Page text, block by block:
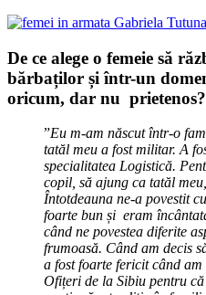
De ce alege o femeie să
bărbaților și într-un
oricum, dar nu prietenos?
”Eu m-am născut într-o
tatăl meu a fost militar. A
specialitatea Logistică.
copil, să ajung ca tatăl
Întotdeauna ne-a povestit
foarte bun și eram
când ne povestea diferite
frumoasă. Când am decis
a fost foarte fericit când
Ofițeri de la Sibiu pentru